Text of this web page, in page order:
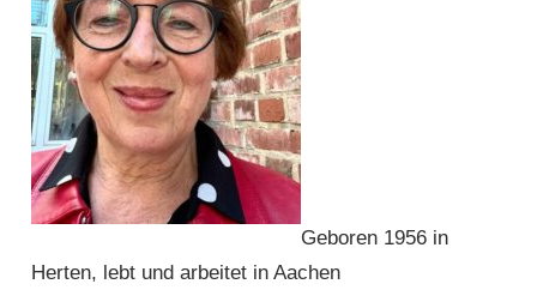
Geboren 1956 in
Herten, lebt und arbeitet in Aachen